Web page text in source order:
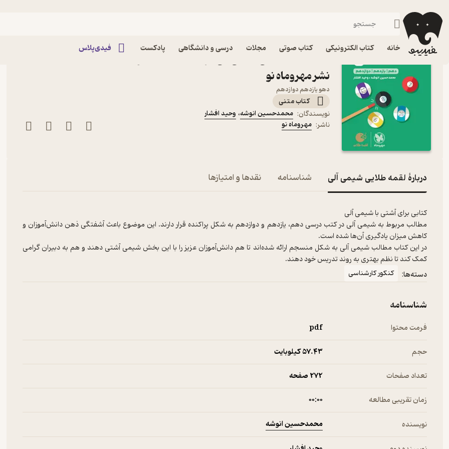
خانه کتاب الکترونیکی کتاب صوتی مجلات درسی و دانشگاهی پادکست فیدی‌پلاس
فیدیبو کتاب درسی، کتاب کمک درسی
نشر مهروماه نو
دهو یازدهم دوازدهم
کتاب متنی
نویسندگان: محمدحسین انوشه، وحید افشار
ناشر: مهروماه نو
دربارۀ لقمه طلایی شیمی آلی شناسنامه نقدها و امتیازها
کتابی برای آشتی با شیمی آلی
مطالب مربوط به شیمی آلی در کتب درسی دهم، یازدهم و دوازدهم به شکل پراکنده قرار دارند. این موضوع باعث آشفتگی ذهن دانش‌آموزان و
کاهش میزان یادگیری آن‌ها شده است.
در این کتاب مطالب شیمی آلی به شکل منسجم ارائه شده‌اند تا هم دانش‌آموزان عزیز را با این بخش شیمی آشتی دهند و هم به دبیران گرامی
کمک کند تا نظم بهتری به روند تدریس خود دهند.
دسته‌ها: کنکور کارشناسی
شناسنامه
فرمت محتوا pdf
حجم 57.۴۳ کیلوبایت
تعداد صفحات 272 صفحه
زمان تقریبی مطالعه ۰۰:۰۰
نویسنده محمدحسین انوشه